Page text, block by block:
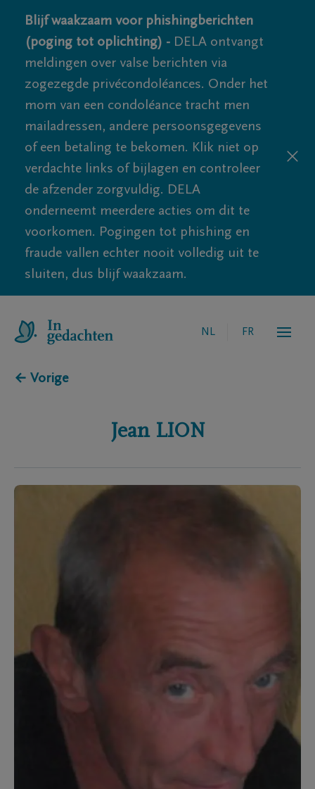
Blijf waakzaam voor phishingberichten
(poging tot oplichting) - DELA ontvangt
meldingen over valse berichten via
zogezegde privécondoléances. Onder het
mom van een condoléance tracht men
mailadressen, andere persoonsgegevens
of een betaling te bekomen. Klik niet op
verdachte links of bijlagen en controleer
de afzender zorgvuldig. DELA
onderneemt meerdere acties om dit te
voorkomen. Pogingen tot phishing en
fraude vallen echter nooit volledig uit te
sluiten, dus blijf waakzaam.
NL FR
← Vorige
Jean LION